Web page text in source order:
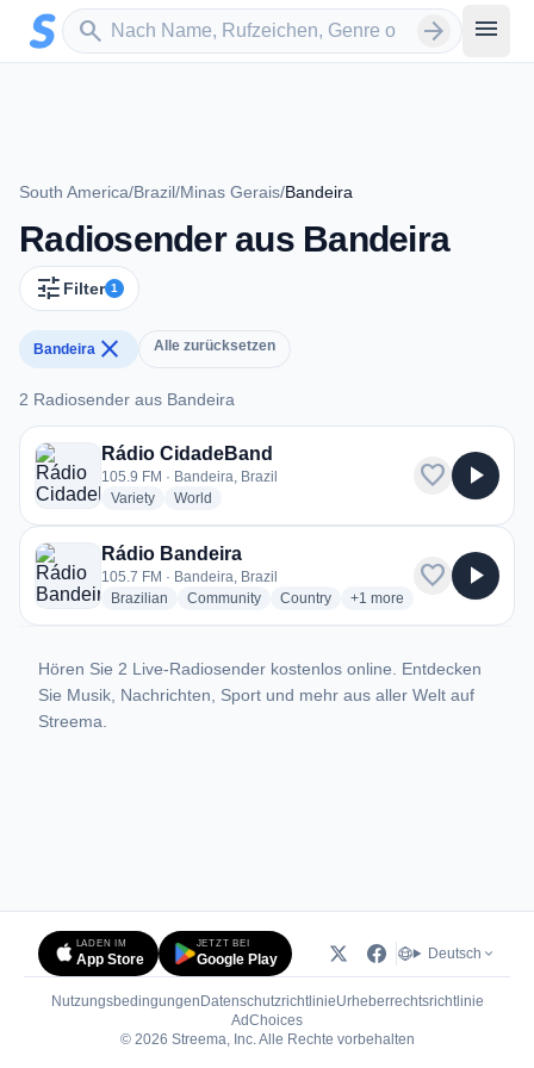
Zum Hauptinhalt springen
search
Sender suchen arrow_forward menu
South America/Brazil/Minas Gerais/Bandeira
Radiosender aus Bandeira
tune Filter 1
Bandeira close Alle zurücksetzen
2 Radiosender aus Bandeira
2 Radiosender aus Bandeira
Rádio CidadeBand
105.9 FM · Bandeira, Brazil
Varietyradio stations
World
favorite play_arrow
Rádio Bandeira
105.7 FM · Bandeira, Brazil
Brazilian radio stations
Communityradio stations
Countryradio stations
+1 more genres for Rádio
more
favorite play_arrow
Hören Sie 2 Live-Radiosender kostenlos online. Entdecken
Sie Musik, Nachrichten, Sport und mehr aus aller Welt auf
Streema.
LADEN IM
App Store
JETZT BEI
Google Play Deutsch
Nutzungsbedingungen DatenschutzrichtlinieUrheberrechtsrichtlinie
AdChoices(öffnet in neuem Tab)
© 2026 Streema, Inc. Alle Rechte vorbehalten